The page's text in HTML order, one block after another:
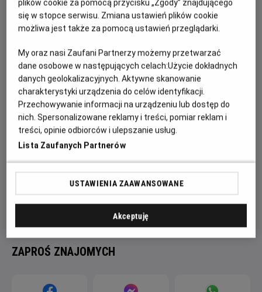
kraju.
wydarzenia Powstania Cristeros, które w latach
dwudziestych wstrząsnęło dwudziestowieczną Ameryką.
ZAPROŚ ZNAJOMYCH
plików cookie za pomocą przycisku „Zgody” znajdującego
się w stopce serwisu. Zmiana ustawień plików cookie
możliwa jest także za pomocą ustawień przeglądarki.
My oraz nasi Zaufani Partnerzy możemy przetwarzać
dane osobowe w następujących celach:Użycie dokładnych
danych geolokalizacyjnych. Aktywne skanowanie
charakterystyki urządzenia do celów identyfikacji.
Przechowywanie informacji na urządzeniu lub dostęp do
nich. Spersonalizowane reklamy i treści, pomiar reklam i
treści, opinie odbiorców i ulepszanie usług.
Lista Zaufanych Partnerów
USTAWIENIA ZAAWANSOWANE
Akceptuję